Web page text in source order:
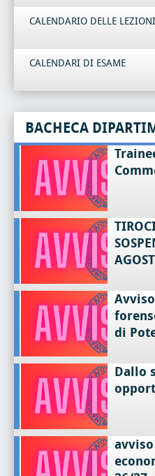
CALENDARIO DELLE LEZIONI
CALENDARI DI ESAME
BACHECA
di
Dallo